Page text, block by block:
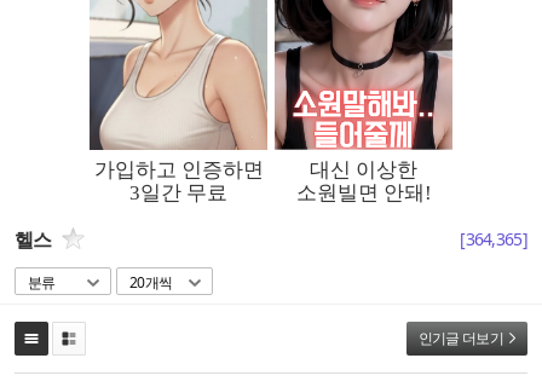
헬스 [364,365]
분류 20개씩
인기글 더보기